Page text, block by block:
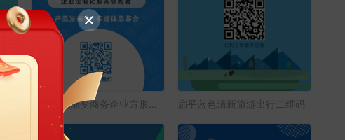
扁平蓝色清新旅游出行二维码